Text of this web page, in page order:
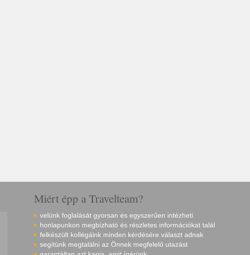
Miért épp a Travelteam?
velünk foglalását gyorsan és egyszerűen intézheti
honlapunkon megbízható és részletes információkat talál
felkészült kollégáink minden kérdésére választ adnak
segítünk megtalálni az Önnek megfelelő utazást